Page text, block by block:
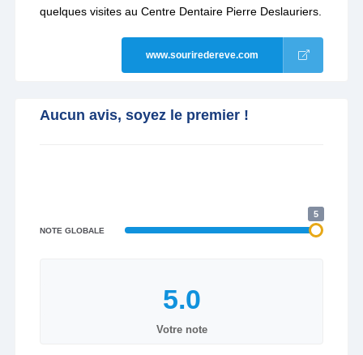
quelques visites au Centre Dentaire Pierre Deslauriers.
www.souriredereve.com
Aucun avis, soyez le premier !
NOTE GLOBALE
5
Votre note